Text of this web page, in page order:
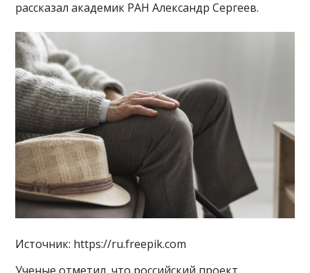
рассказал академик РАН Александр Сергеев.
Источник: https://ru.freepik.com